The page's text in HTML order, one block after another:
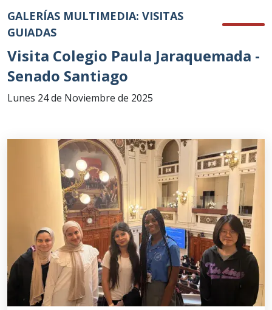
GALERÍAS MULTIMEDIA: VISITAS
GUIADAS
Visita Colegio Paula Jaraquemada -
Senado Santiago
Lunes 24 de Noviembre de 2025